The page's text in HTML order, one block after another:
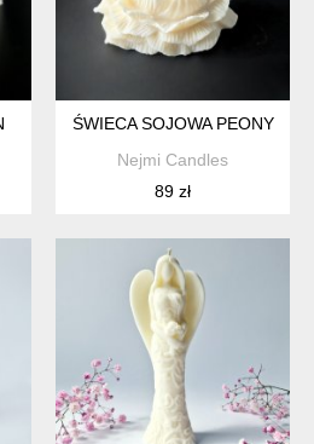
ŚWIECA SOJOWA PEONY
Nejmi Candles
89 zł